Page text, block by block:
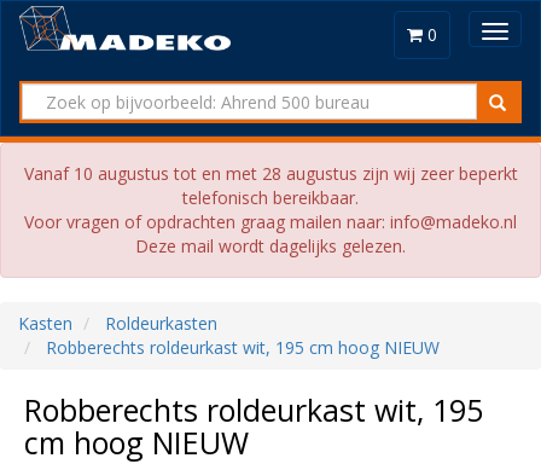
0
Vanaf 10 augustus tot en met 28 augustus zijn wij zeer beperkt
telefonisch bereikbaar.
Voor vragen of opdrachten graag mailen naar: info@madeko.nl
Deze mail wordt dagelijks gelezen.
Kasten
Roldeurkasten
Robberechts roldeurkast wit, 195 cm hoog NIEUW
Robberechts roldeurkast wit, 195
cm hoog NIEUW